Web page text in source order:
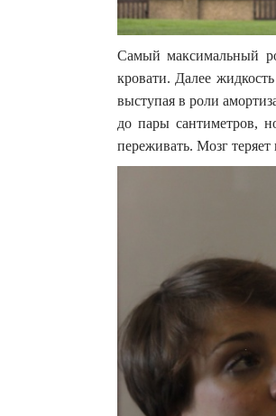
Самый максимальный
кровати. Далее
выступая в роли
до пары сантиметров,
переживать. Мозг теряет